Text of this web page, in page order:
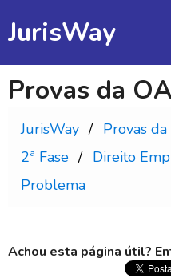
JurisWay
Provas da
JurisWay Provas
2ª Fase
Direito
Problema
Achou esta página útil?